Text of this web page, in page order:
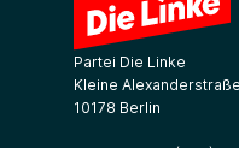
Partei Die Linke
Kleine
10178 Berlin